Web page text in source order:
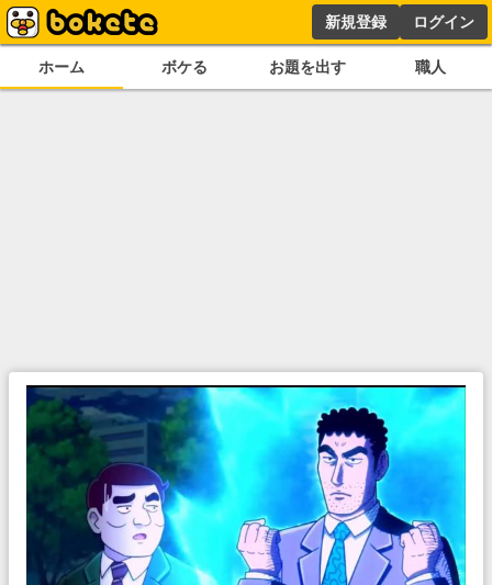
新規登録 ログイン
ホーム ボケる お題を出す 職人